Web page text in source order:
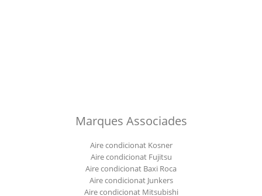
Marques Associades
Aire condicionat Kosner
Aire condicionat Fujitsu
Aire condicionat Baxi Roca
Aire condicionat Junkers
Aire condicionat Mitsubishi